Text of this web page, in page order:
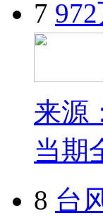
7
来源
当期
8 台